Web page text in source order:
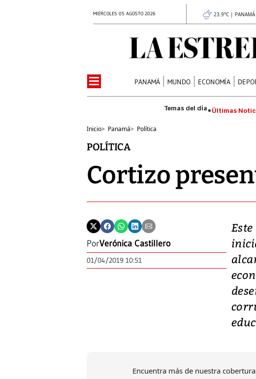
MIÉRCOLES 05 AGOSTO 2026 23.9°C | PANAMÁ
PANAMÁ MUNDO ECONOMÍA
Últimas
Inicio> Panamá> Política
POLÍTICA
Cortizo
PorVerónica Castillero
01/04/2019 10:51
Encuentra más de nuestra